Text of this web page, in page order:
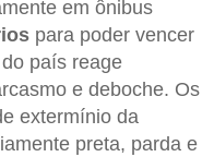
em ônibus
para poder vencer
país reage
e deboche. Os
extermínio da
preta, parda e